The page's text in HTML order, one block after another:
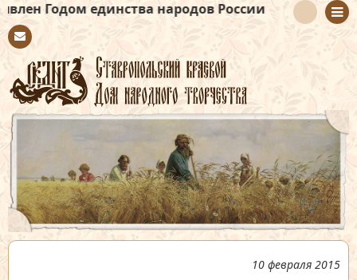
единства народов России
tact
10 февраля 2015